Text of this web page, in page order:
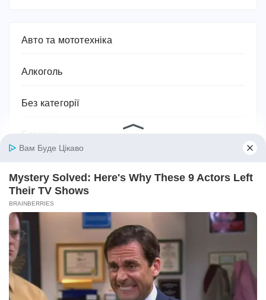
Авто та мототехніка
Алкоголь
Без категорії
Будівництво та ремонт
Ванна кімната
Відносини